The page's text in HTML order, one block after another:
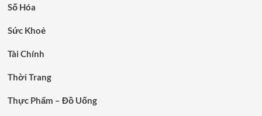
Số Hóa
Sức Khoẻ
Tài Chính
Thời Trang
Thực Phẩm – Đồ Uống